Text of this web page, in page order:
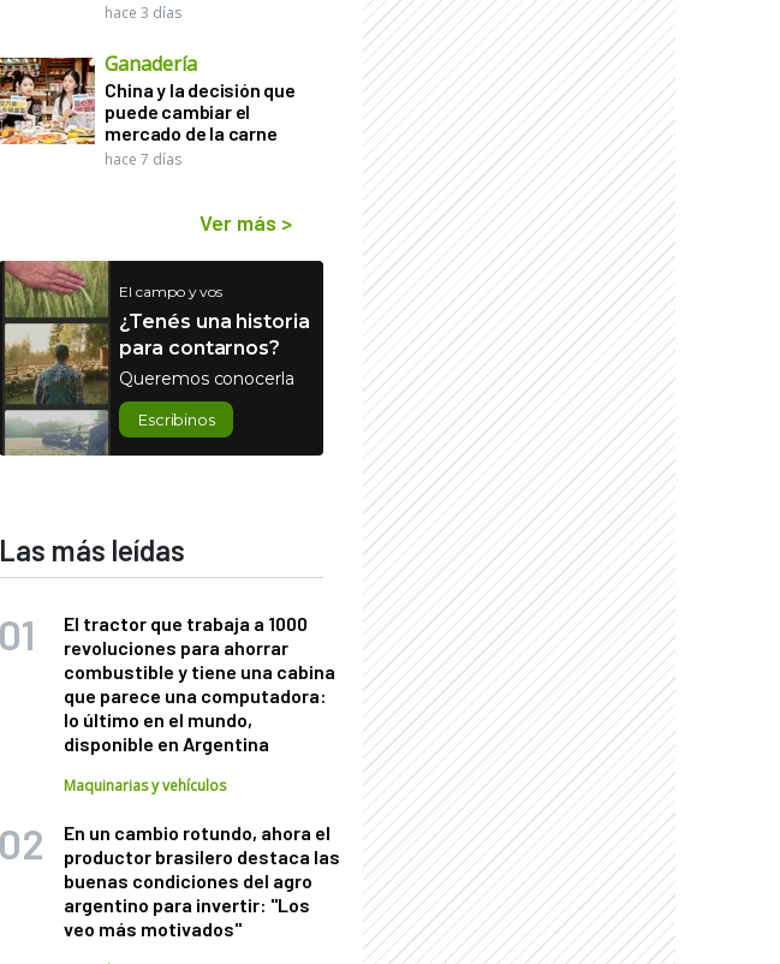
hace 3 días
Ganadería
China y la decisión que
puede cambiar el
mercado de la carne
hace 7 días
Ver más >
El campo y vos
¿Tenés una historia
para contarnos?
Queremos conocerla
Escribinos
Las más leídas
El tractor que trabaja a 1000
revoluciones para ahorrar
combustible y tiene una cabina
que parece una computadora:
lo último en el mundo,
disponible en Argentina
Maquinarias y vehículos
En un cambio rotundo, ahora el
productor brasilero destaca las
buenas condiciones del agro
argentino para invertir: "Los
veo más motivados"